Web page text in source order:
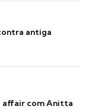
antiga
affair com Anitta